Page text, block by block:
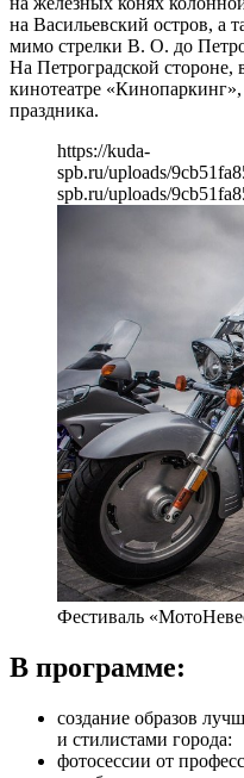
на Васильевский остров, а
мимо стрелки В. О. до
На Петроградской
кинотеатре
праздника.
https://kuda-
spb.ru/uploads/
spb.ru/uploads/
Фестиваль
В программе:
создание образов
и стилистами города:
фотосессии от